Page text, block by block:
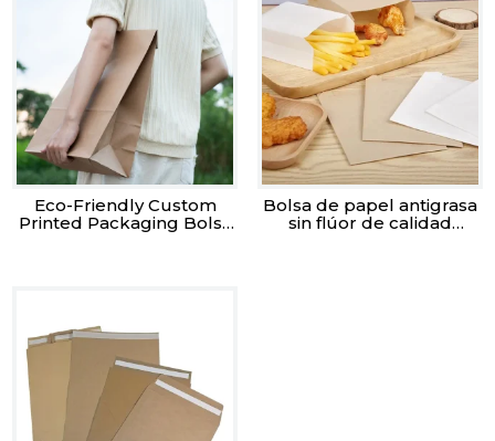
Eco-Friendly Custom
Printed Packaging Bolsa
Bolsa de papel antigrasa
sin flúor de calidad